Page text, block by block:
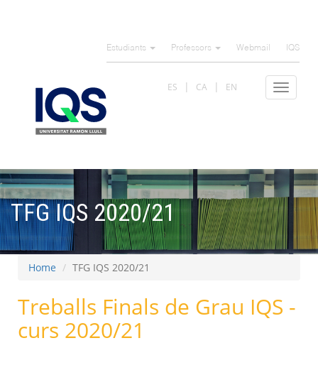
Estudiants Professors Webmail IQS
Toggle
ES CA EN
TFG IQS 2020/21
Home TFG IQS 2020/21
Treballs Finals de Grau IQS -
curs 2020/21